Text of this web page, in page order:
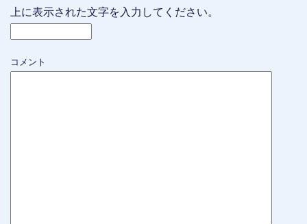
上に表示された文字を入力してください。
コメント